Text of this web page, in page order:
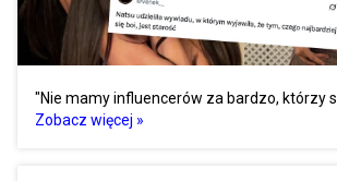
"Nie mamy influencerów za bardzo, którzy
Zobacz więcej »